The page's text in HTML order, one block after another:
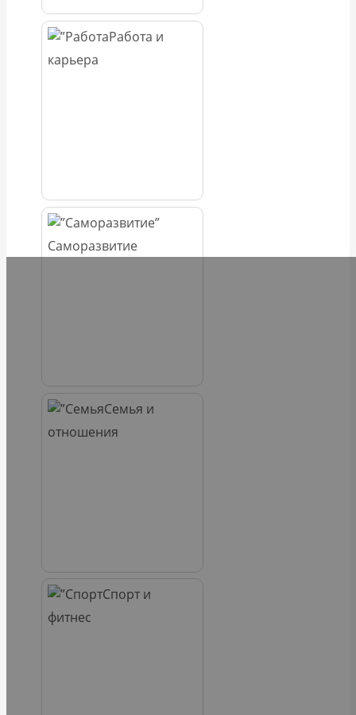
Работа и
карьера
Саморазвитие
Семья и
отношения
Спорт и
фитнес